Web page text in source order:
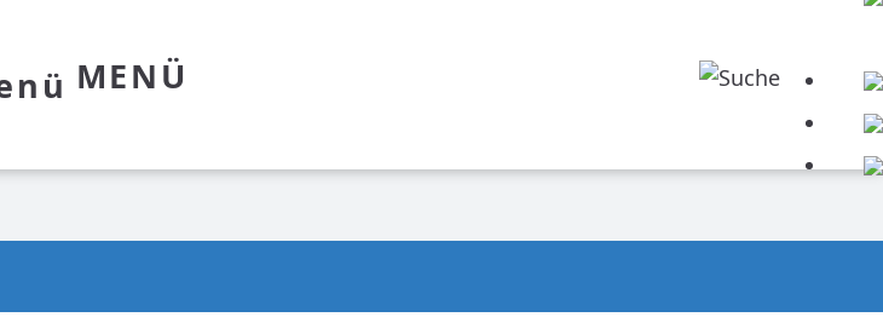
MENÜ